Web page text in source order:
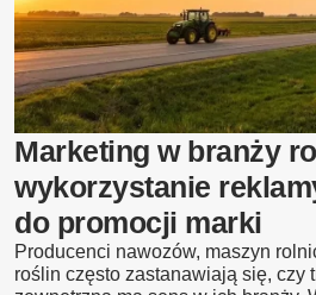
Marketing w branży
wykorzystanie
do promocji marki
Producenci nawozów, maszyn
roślin często zastanawiają się, czy